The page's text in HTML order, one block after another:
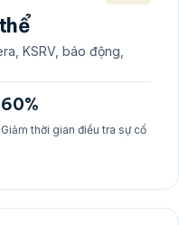
KSRV, báo động,
60%
Giảm thời gian điều tra sự cố